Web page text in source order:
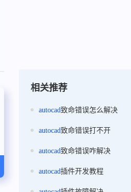
相关推荐
autocad致命错误怎么解决
autocad致命错误打不开
autocad致命错误咋解决
autocad插件开发教程